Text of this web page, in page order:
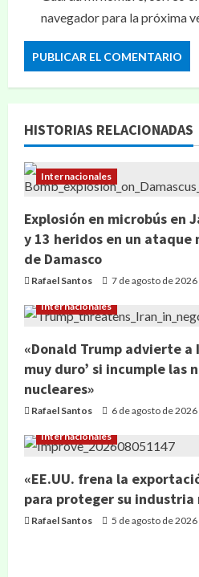
navegador para la próxima
HISTORIAS RELACIONADAS
Internacionales
Explosión en microbús en
y 13 heridos en un ataque
de Damasco
Rafael Santos 7 de agosto de 2026
Internacionales
«Donald Trump advierte a
muy duro’ si incumple las
nucleares»
Rafael Santos 6 de agosto de 2026
Internacionales
«EE.UU. frena la
para proteger su
Rafael Santos 5 de agosto de 2026